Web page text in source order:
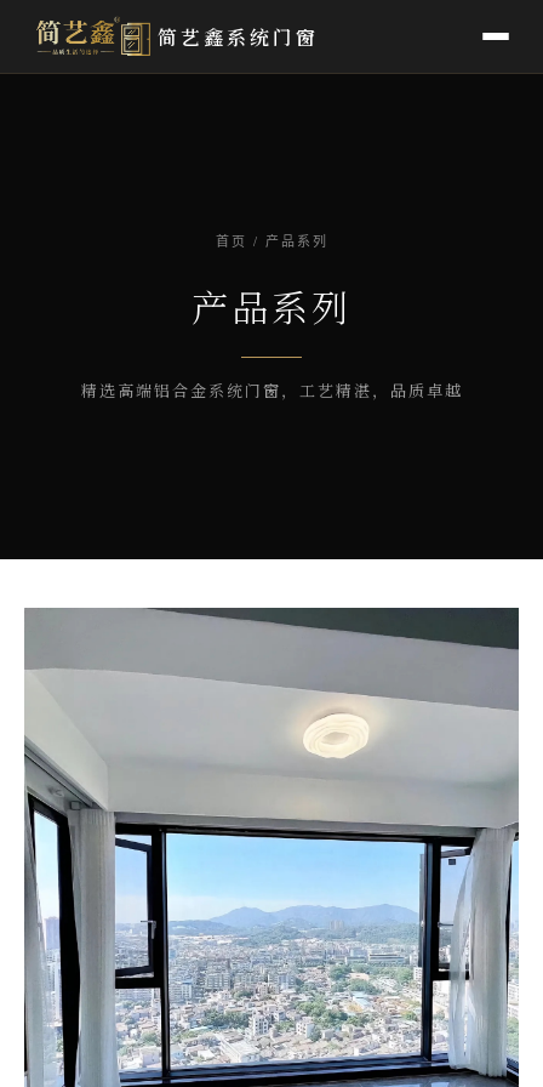
简艺鑫系统门窗
首页 / 产品系列
产品系列
精选高端铝合金系统门窗，工艺精湛，品质卓越